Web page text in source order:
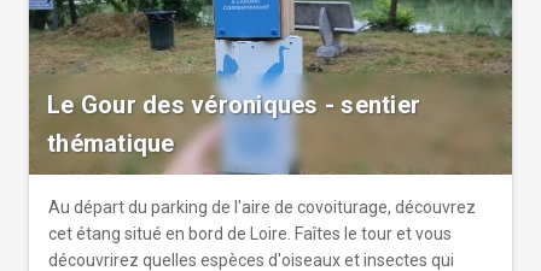
Le Gour des véroniques - sentier
thématique
Au départ du parking de l'aire de covoiturage, découvrez
cet étang situé en bord de Loire. Faîtes le tour et vous
découvrirez quelles espèces d'oiseaux et insectes qui